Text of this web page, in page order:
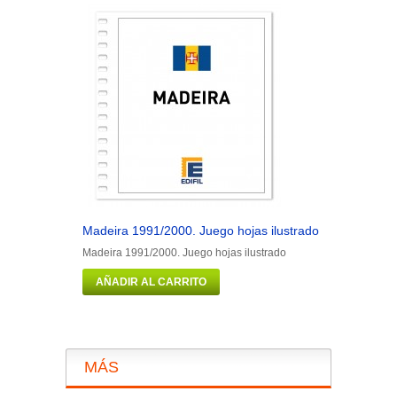
Madeira 1991/2000. Juego hojas ilustrado
Madeira 1991/2000. Juego hojas ilustrado
AÑADIR AL CARRITO
MÁS